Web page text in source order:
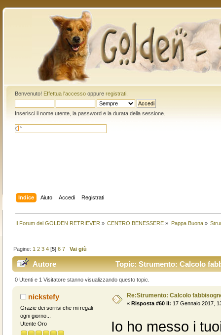
Benvenuto! Effettua l'accessooppure registrati.
Inserisci il nome utente, la password e la durata della sessione.
Indice Aiuto Accedi Registrati
Il Forum del GOLDEN RETRIEVER » CENTRO BENESSERE » Pappa Buona»
Pagine: 1 2 3 4 [5]6 7 Vai giù
Autore Topic: Strumento: Calcolo
0 Utenti e 1 Visitatore stanno visualizzando questo topic.
nickstefy
Grazie dei sorrisi che mi regali
ogni giorno...
Utente Oro
Re:Strumento: Calcolo
« Risposta #60 il: 17 Gennaio 2017,
Io ho messo i